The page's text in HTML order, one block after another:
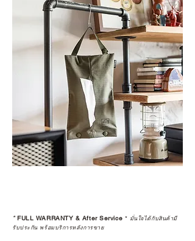
*FULL WARRANTY & After Service * มั่นใจได้กับสินค้ามี
รับประกัน พร้อมบริการหลังการขาย